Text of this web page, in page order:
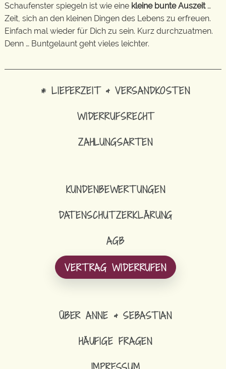
Schaufenster spiegeln ist wie eine kleine bunte Auszeit…
Zeit, sich an den kleinen Dingen des Lebens zu erfreuen.
Einfach mal wieder für Dich zu sein. Kurz durchzuatmen.
Denn … Buntgelaunt geht vieles leichter.
* LIEFERZEIT & VERSANDKOSTEN
WIDERRUFSRECHT
ZAHLUNGSARTEN
KUNDENBEWERTUNGEN
DATENSCHUTZERKLÄRUNG
AGB
VERTRAG WIDERRUFEN
ÜBER ANNE & SEBASTIAN
HÄUFIGE FRAGEN